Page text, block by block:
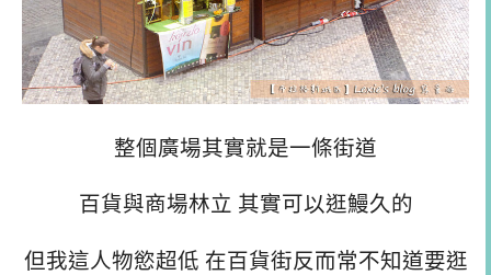
整個廣場其實就是一條街道
百貨與商場林立 其實可以逛鰻久的
但我這人物慾超低 在百貨街反而常不知道要逛